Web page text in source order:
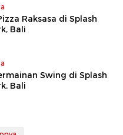
Raksasa di Splash
Bali
Swing di Splash
Bali